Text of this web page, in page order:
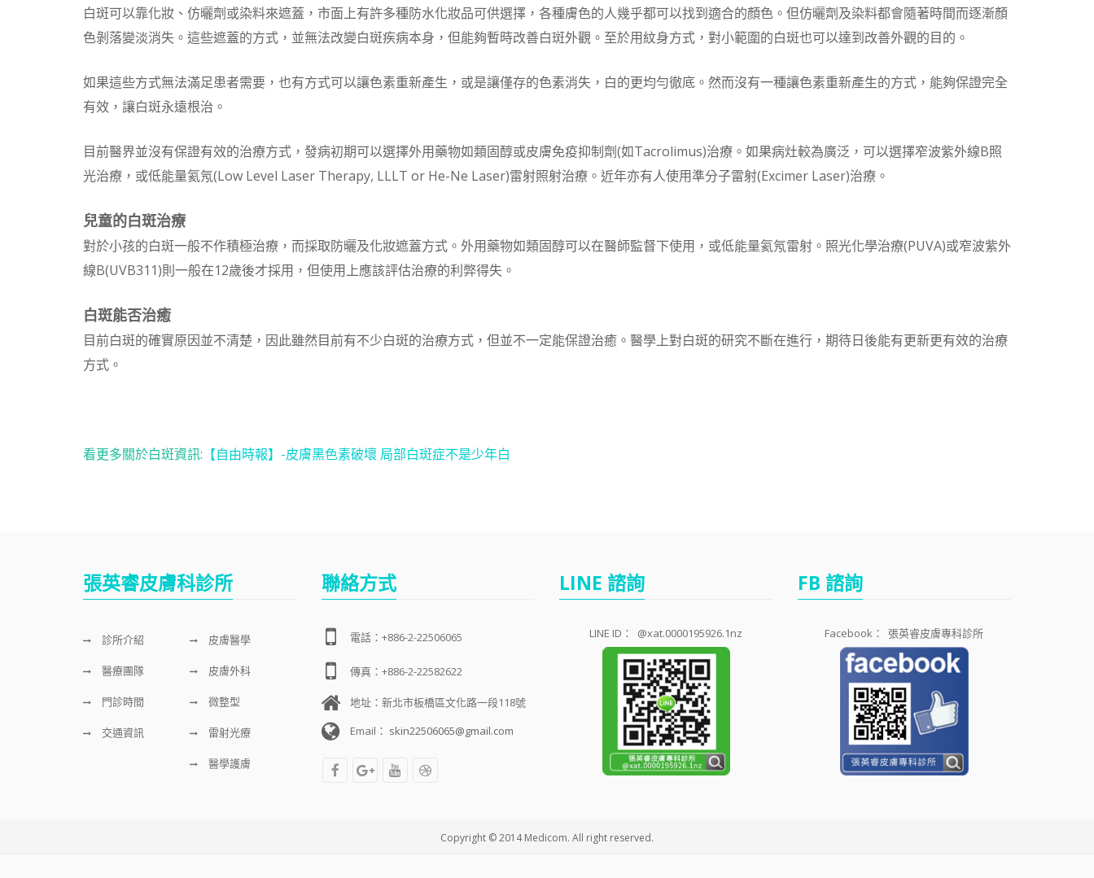
白斑可以靠化妝、仿曬劑或染料來遮蓋，市面上有許多種防水化妝品可供選擇，各種膚色的人幾乎都可以找到適合的顏色。但仿曬劑及染料都會隨著時間而逐漸顏
色剝落變淡消失。這些遮蓋的方式，並無法改變白斑疾病本身，但能夠暫時改善白斑外觀。至於用紋身方式，對小範圍的白斑也可以達到改善外觀的目的。
如果這些方式無法滿足患者需要，也有方式可以讓色素重新產生，或是讓僅存的色素消失，白的更均勻徹底。然而沒有一種讓色素重新產生的方式，能夠保證完全
有效，讓白斑永遠根治。
目前醫界並沒有保證有效的治療方式，發病初期可以選擇外用藥物如類固醇或皮膚免疫抑制劑(如Tacrolimus)治療。如果病灶較為廣泛，可以選擇窄波紫外線B照
光治療，或低能量氦氖(Low Level Laser Therapy, LLLT or He-Ne Laser)雷射照射治療。近年亦有人使用準分子雷射(Excimer Laser)治療。
兒童的白斑治療
對於小孩的白斑一般不作積極治療，而採取防曬及化妝遮蓋方式。外用藥物如類固醇可以在醫師監督下使用，或低能量氦氖雷射。照光化學治療(PUVA)或窄波紫外
線B(UVB311)則一般在12歲後才採用，但使用上應該評估治療的利弊得失。
白斑能否治癒
目前白斑的確實原因並不清楚，因此雖然目前有不少白斑的治療方式，但並不一定能保證治癒。醫學上對白斑的研究不斷在進行，期待日後能有更新更有效的治療
方式。
看更多關於白斑資訊: 【自由時報】-皮膚黑色素破壞 局部白斑症不是少年白
張英睿皮膚科診所
診所介紹 皮膚醫學
醫療團隊 皮膚外科
門診時間 微整型
交通資訊 雷射光療
醫學護膚
聯絡方式
電話：+886-2-22506065
傳真：+886-2-22582622
地址：新北市板橋區文化路一段118號
Email： skin22506065@gmail.com
LINE 諮詢
LINE ID： @xat.0000195926.1nz
FB 諮詢
Facebook：張英睿皮膚專科診所
Copyright © 2014 Medicom. All right reserved.